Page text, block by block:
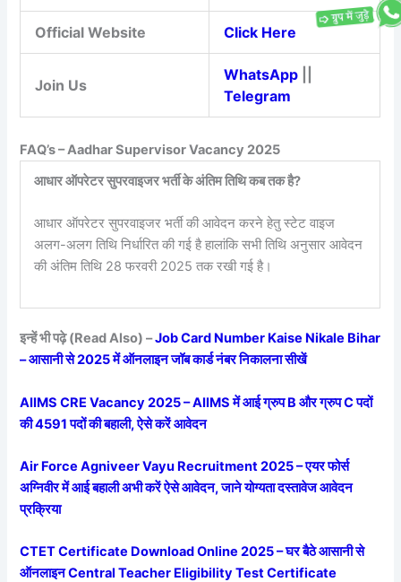
Official Website Click Here
Join Us
WhatsApp
Telegram
FAQ’s – Aadhar Supervisor Vacancy 2025
आधार ऑपरेटर सुपरवाइजर भर्ती के अंतिम तिथि कब तक है?
आधार ऑपरेटर सुपरवाइजर भर्ती की आवेदन करने हेतु स्टेट वाइज
अलग-अलग तिथि निर्धारित की गई है हालांकि सभी तिथि अनुसार आवेदन
की अंतिम तिथि 28 फरवरी 2025 तक रखी गई है।
इन्हें भी पढ़े (Read Also) –Job Card Number Kaise Nikale Bihar
– आसानी से 2025 में ऑनलाइन जॉब कार्ड नंबर निकालना सीखें
AIIMS CRE Vacancy 2025 – AIIMS में आई ग्रुप B और ग्रुप C पदों
की 4591 पदों की बहाली, ऐसे करें आवेदन
Air Force Agniveer Vayu Recruitment 2025 – एयर फोर्स
अग्निवीर में आई बहाली अभी करें ऐसे आवेदन, जाने योग्यता दस्तावेज आवेदन
प्रक्रिया
CTET Certificate Download Online 2025 – घर बैठे आसानी से
ऑनलाइन Central Teacher Eligibility Test Certificate